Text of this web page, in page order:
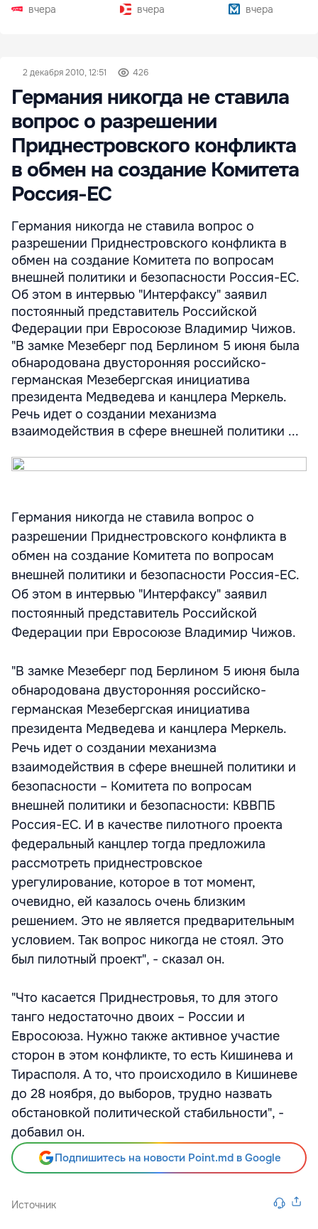
вчера вчера вчера
2 декабря 2010, 12:51 426
Германия никогда не ставила
вопрос о разрешении
Приднестровского конфликта
в обмен на создание Комитета
Россия-ЕС
Германия никогда не ставила вопрос о
разрешении Приднестровского конфликта в
обмен на создание Комитета по вопросам
внешней политики и безопасности Россия-ЕС.
Об этом в интервью "Интерфаксу" заявил
постоянный представитель Российской
Федерации при Евросоюзе Владимир Чижов.
"В замке Мезеберг под Берлином 5 июня была
обнародована двусторонняя российско-
германская Мезебергская инициатива
президента Медведева и канцлера Меркель.
Речь идет о создании механизма
взаимодействия в сфере внешней политики ...
Германия никогда не ставила вопрос о
разрешении Приднестровского конфликта в
обмен на создание Комитета по вопросам
внешней политики и безопасности Россия-ЕС.
Об этом в интервью "Интерфаксу" заявил
постоянный представитель Российской
Федерации при Евросоюзе Владимир Чижов.
"В замке Мезеберг под Берлином 5 июня была
обнародована двусторонняя российско-
германская Мезебергская инициатива
президента Медведева и канцлера Меркель.
Речь идет о создании механизма
взаимодействия в сфере внешней политики и
безопасности – Комитета по вопросам
внешней политики и безопасности: КВВПБ
Россия-ЕС. И в качестве пилотного проекта
федеральный канцлер тогда предложила
рассмотреть приднестровское
урегулирование, которое в тот момент,
очевидно, ей казалось очень близким
решением. Это не является предварительным
условием. Так вопрос никогда не стоял. Это
был пилотный проект", - сказал он.
"Что касается Приднестровья, то для этого
танго недостаточно двоих – России и
Евросоюза. Нужно также активное участие
сторон в этом конфликте, то есть Кишинева и
Тирасполя. А то, что происходило в Кишиневе
до 28 ноября, до выборов, трудно назвать
обстановкой политической стабильности", -
добавил он.
Подпишитесь на новости Point.md в Google
Источник